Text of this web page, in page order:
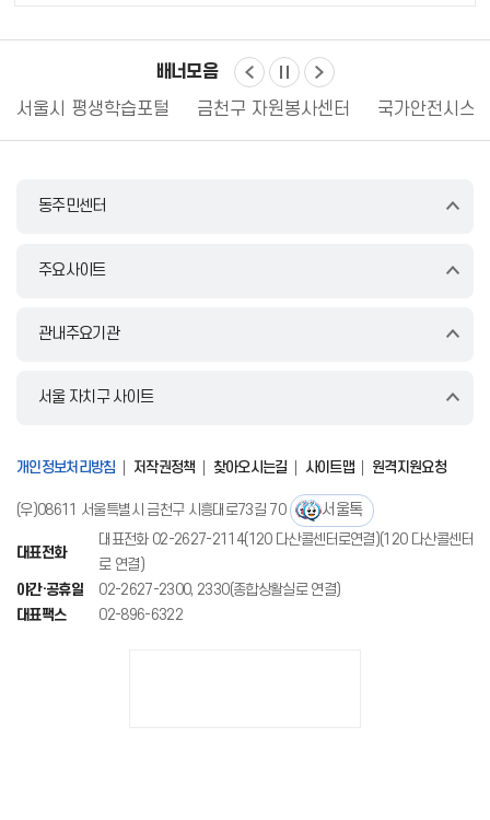
보
배너모음
서울시 평생학습포털
금천구 자원봉사센터 국가안전시스
동주민센터
주요사이트
관내주요기관
서울 자치구 사이트
개인정보처리방침 저작권정책 찾아오시는길 사이트맵 원격지원요청
(우)08611 서울특별시 금천구 시흥대로73길 70 서울톡
대표전화
대표전화 02-2627-2114(120 다산콜센터로연결)(120 다산콜센터
로 연결)
야간·공휴일
02-2627-2300, 2330(종합상활실로 연결)
대표팩스
02-896-6322